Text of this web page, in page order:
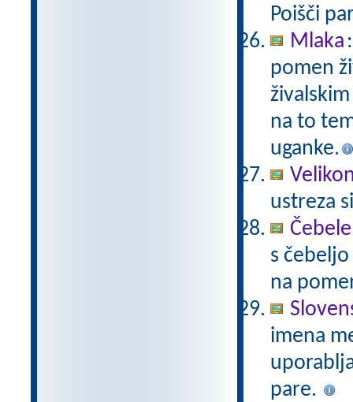
Poišči
Mlaka
pomen
na to
uganke.
ustreza
Čebele
s
na
imena
pare.